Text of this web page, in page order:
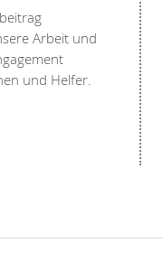
Arbeit und
und Helfer.